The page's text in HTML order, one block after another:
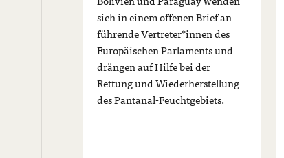
sich in einem offenen Brief an
führende Vertreter*innen des
Europäischen Parlaments und
drängen auf Hilfe bei der
Rettung und Wiederherstellung
des Pantanal-Feuchtgebiets.